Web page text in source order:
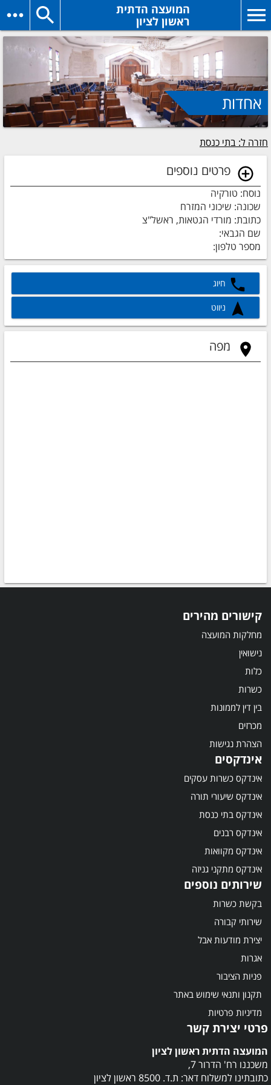
המועצה הדתית
ראשון לציון
אחדות
חזרה ל: בתי כנסת
פרטים נוספים
נוסח: טורקיה
שכונה: שיכוני המזרח
כתובת: מורדי הגטאות, ראשל"צ
שם הגבאי:
מספר טלפון:
חיוג
ניווט
מפה
קישורים מהירים
מחלקות המועצה
נישואין
כלות
כשרות
בין דין לממונות
מכרזים
הצהרת נגישות
אינדקסים
אינדקס כשרות עסקים
אינדקס שיעורי תורה
אינדקס בתי כנסת
אינדקס רבנים
אינדקס מקוואות
אינדקס מתקני גניזה
שירותים נוספים
בקשת כשרות
שירותי קבורה
יצירת מודעות אבל
אגרות
פניות הציבור
תקנון ותנאי שימוש באתר
מדיניות פרטיות
פרטי יצירת קשר
המועצה הדתית ראשון לציון
משכננו רח' הדרור 7,
כתובתינו למשלוח דאר: ת.ד. 8500 ראשון לציון